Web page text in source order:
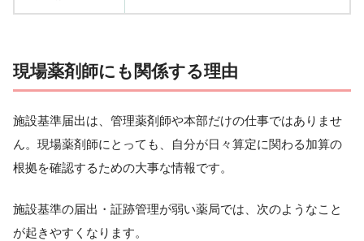
現場薬剤師にも関係する理由
施設基準届出は、管理薬剤師や本部だけの仕事ではありませ
ん。現場薬剤師にとっても、自分が日々算定に関わる加算の
根拠を確認するための大事な情報です。
施設基準の届出・証跡管理が弱い薬局では、次のようなこと
が起きやすくなります。